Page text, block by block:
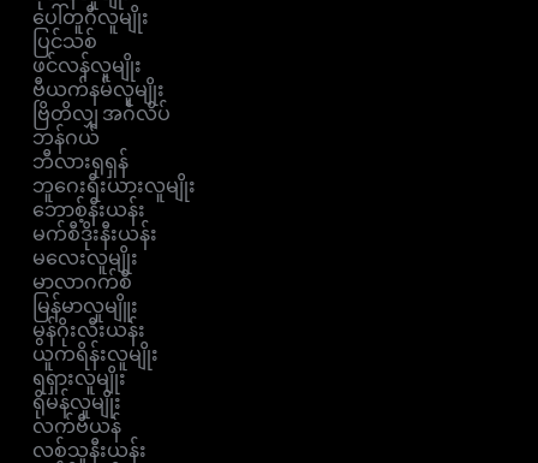
ပေါ်တူဂီလူမျိုး
ပြင်သစ်
ဖင်လန်လူမျိုး
ဗီယက်နမ်လူမျိုး
ဗြိတိလျှ အင်္ဂလိပ်
ဘန်ဂယ်
ဘီလားရုရှန်
ဘူဂေးရီးယားလူမျိုး
ဘောစ့်နီးယန်း
မက်စီဒိုးနီးယန်း
မလေးလူမျိုး
မာလာဂက်စီ
မြန်မာလူမျိူး
မွန်ဂိုးလီးယန်း
ယူကရိန်းလူမျိုး
ရရှားလူမျိုး
ရိုမန်လူမျိုး
လက်ဗီယန်
လစ်သူနီးယန်း